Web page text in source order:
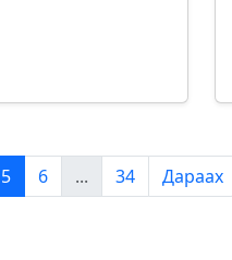
5 6 ... 34 Дараах